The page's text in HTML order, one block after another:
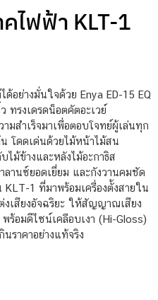
ไฟฟ้า KLT-1
อย่างมั่นใจด้วย Enya ED-15 EQ
ทรงเดรดน็อตคัตอะเวย์
มสำเร็จมาเพื่อตอบโจทย์ผู้เล่นทุก
น โดดเด่นด้วยไม้หน้าไม้สน
ม้ข้างและหลังไม้อะกาธิส
านซ์ยอดเยี่ยม และกังวานคมชัด
1 ที่มาพร้อมเครื่องตั้งสายใน
เสียงอัจฉริยะ ให้สัญญาณเสียง
ร้อมดีไซน์เคลือบเงา (Hi-Gloss)
ราคาอย่างแท้จริง